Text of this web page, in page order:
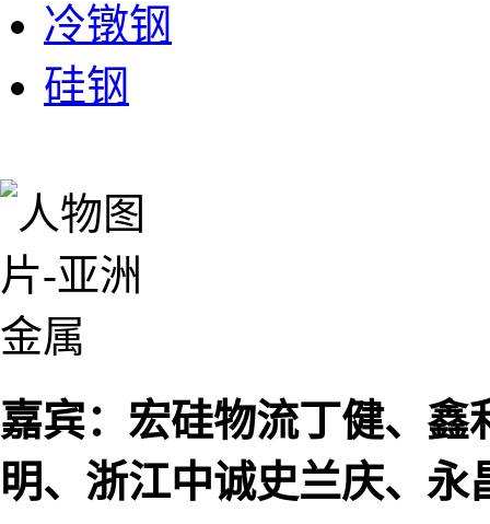
冷镦钢
硅钢
嘉宾：宏硅物流丁健、
明、浙江中诚史兰庆、